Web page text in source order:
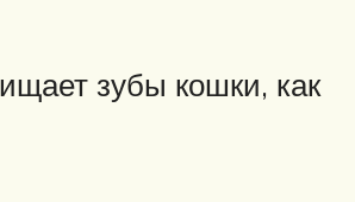
зубы кошки, как